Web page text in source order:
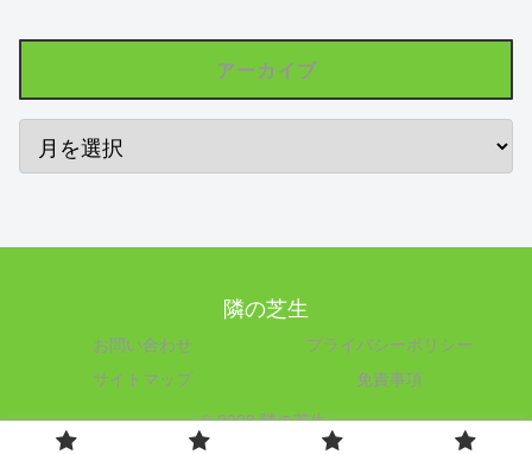
アーカイブ
隣の芝生
お問い合わせ
プライバシーポリシー
サイトマップ
免責事項
© 2023 隣の芝生.